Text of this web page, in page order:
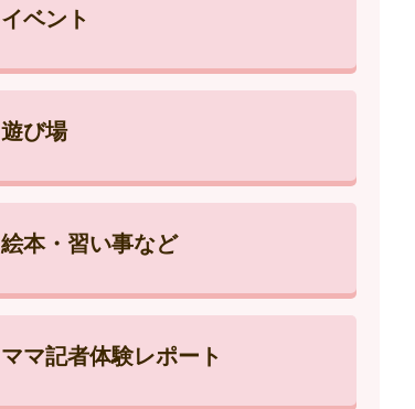
イベント
遊び場
絵本・習い事など
ママ記者体験レポート